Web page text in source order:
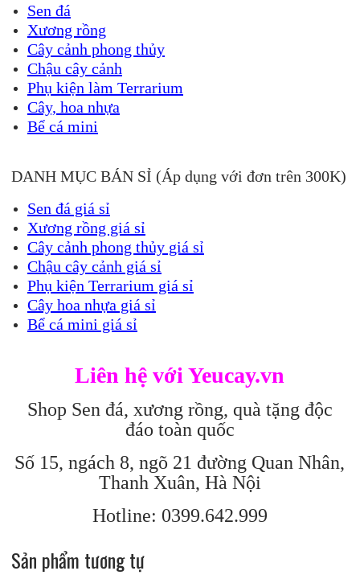
Sen đá
Xương rồng
Cây cảnh phong thủy
Chậu cây cảnh
Phụ kiện làm Terrarium
Cây, hoa nhựa
Bể cá mini
DANH MỤC BÁN SỈ (Áp dụng với đơn trên 300K)
Sen đá giá sỉ
Xương rồng giá sỉ
Cây cảnh phong thủy giá sỉ
Chậu cây cảnh giá sỉ
Phụ kiện Terrarium giá sỉ
Cây hoa nhựa giá sỉ
Bể cá mini giá sỉ
Liên hệ với Yeucay.vn
Shop Sen đá, xương rồng, quà tặng độc
đáo toàn quốc
Số 15, ngách 8, ngõ 21 đường Quan Nhân,
Thanh Xuân, Hà Nội
Hotline: 0399.642.999
Sản phẩm tương tự